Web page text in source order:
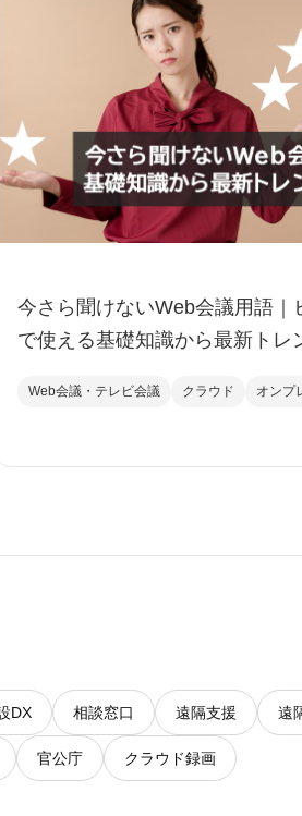
今さら聞けないWeb会議用語｜
で使える基礎知識から最新トレ
Web会議・テレビ会議 クラウド オンプ
DX 相談窓口 遠隔支援 遠
官公庁 クラウド録画